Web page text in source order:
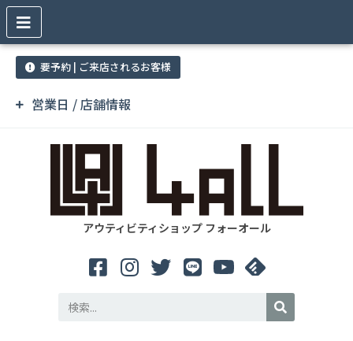
営業日 / 店舗情報
要予約 | ご来店されるお客様
アウティビティショップ フォーオール